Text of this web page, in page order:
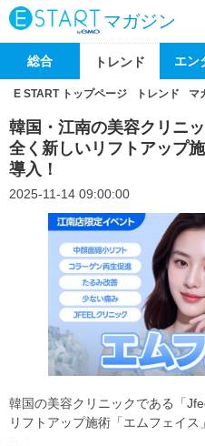
マガジン
総合 トレンド エン
E START トップページ トレンド マ
韓国・江南の美容クリニ
全く新しいリフトアップ
導入！
2025-11-14 09:00:00
韓国の美容クリニックである「
リフトアップ施術「エムフェイス